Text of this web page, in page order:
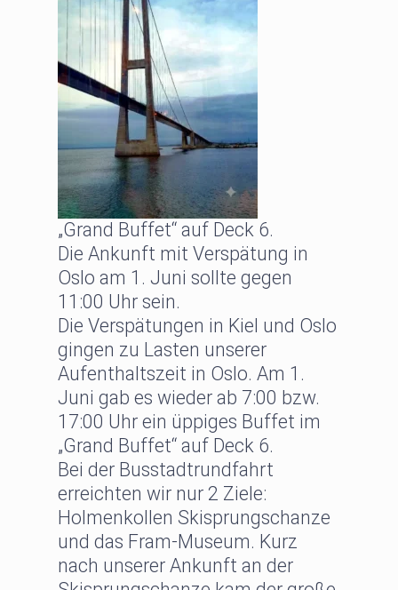
„Grand Buffet“ auf Deck 6.
Die Ankunft mit Verspätung in
Oslo am 1. Juni sollte gegen
11:00 Uhr sein.
Die Verspätungen in Kiel und Oslo
gingen zu Lasten unserer
Aufenthaltszeit in Oslo. Am 1.
Juni gab es wieder ab 7:00 bzw.
17:00 Uhr ein üppiges Buffet im
„Grand Buffet“ auf Deck 6.
Bei der Busstadtrundfahrt
erreichten wir nur 2 Ziele:
Holmenkollen Skisprungschanze
und das Fram-Museum. Kurz
nach unserer Ankunft an der